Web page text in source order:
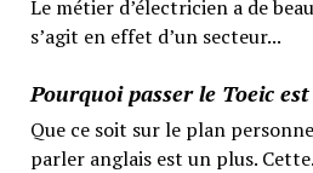
Le métier d’électricien a de
s’agit en effet d’un secteur...
Pourquoi passer le Toeic
Que ce soit sur le plan
parler anglais est un plus.